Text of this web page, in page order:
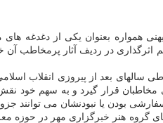
همواره بعنوان یکی از دغدغه
در ردیف آثار پرمخاطب آن
بعد از پیروزی انقلاب اسلامی
مخاطبان قرار گیرد و به سهم خود
بودن یا نبودنشان می توانند
هنر خبرگزاری مهر در حوزه